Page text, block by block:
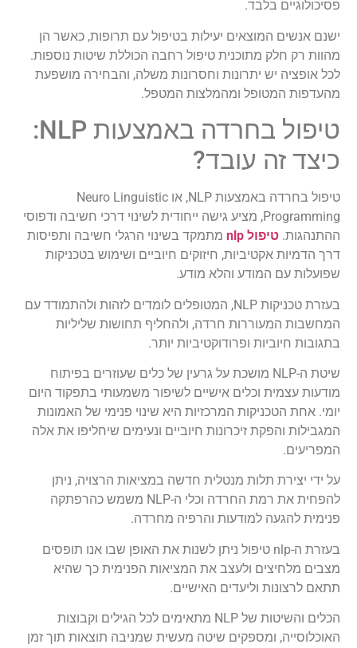
פסיכולוגיים בלבד.
ישנם אנשים המוצאים יעילות בטיפול עם תרופות, כאשר הן
מהוות רק חלק מתוכנית טיפול רחבה הכוללת שיטות נוספות.
לכל אופציה יש יתרונות וחסרונות משלה, והבחירה מושפעת
מהעדפות המטופל ומהמלצות המטפל.
טיפול בחרדה באמצעות NLP:
כיצד זה עובד?
טיפול בחרדה באמצעות NLP, או Neuro Linguistic
Programming, מציע גישה ייחודית לשינוי דרכי חשיבה ודפוסי
ההתנהגות. טיפול nlp
מתמקד בשינוי הרגלי חשיבה ותפיסות
דרך הדמיות אקטיביות, חיזוקים חיוביים ושימוש בטכניקות
שפועלות עם המודע והלא מודע.
בעזרת טכניקות NLP, המטופלים לומדים לזהות ולהתמודד עם
המחשבות המעוררות חרדה, ולהחליף תחושות שליליות
בתגובות חיוביות ופרודוקטיביות יותר.
שיטת ה-NLP מושכת על גרעין של כלים שעוזרים בפיתוח
מודעות עצמית וכלים אישיים לשיפור משמעותי בתפקוד היום
יומי. אחת הטכניקות המרכזיות היא שינוי פנימי של האמונות
המגבילות והפקת זיכרונות חיוביים ונעימים שיחליפו את אלה
המפריעים.
על ידי יצירת תלות מנטלית חדשה במציאות הרצויה, ניתן
להפחית את רמת החרדה וכלי ה-NLP משמש כהרפתקה
פנימית להגעה למודעות והרפיה מחרדה.
בעזרת ה-nlp טיפול ניתן לשנות את האופן שבו אנו תופסים
מצבים מלחיצים ולעצב את המציאות הפנימית כך שהיא
תתאם לרצונות וליעדים האישיים.
הכלים והשיטות של NLP מתאימים לכל הגילים וקבוצות
האוכלוסייה, ומספקים שיטה מעשית שמניבה תוצאות תוך זמן